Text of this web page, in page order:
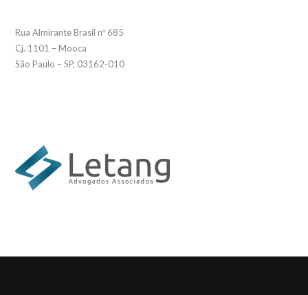
Rua Almirante Brasil nº 685
Cj. 1101 – Mooca
São Paulo – SP, 03162-010